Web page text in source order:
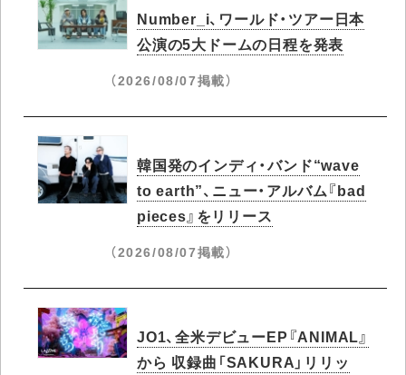
Number_i、ワールド・ツアー日本
公演の5大ドームの日程を発表
（2026/08/07掲載）
韓国発のインディ・バンド“wave
to earth”、ニュー・アルバム『bad
pieces』をリリース
（2026/08/07掲載）
JO1、全米デビューEP『ANIMAL』
から 収録曲「SAKURA」リリッ